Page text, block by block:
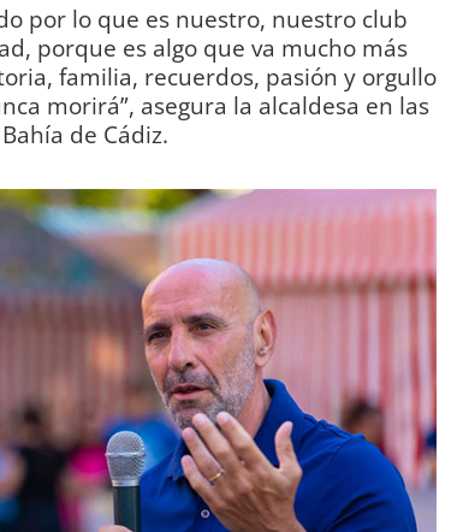
por lo que es nuestro, nuestro club
porque es algo que va mucho más
familia, recuerdos, pasión y orgullo
morirá”, asegura la alcaldesa en las
de Cádiz.